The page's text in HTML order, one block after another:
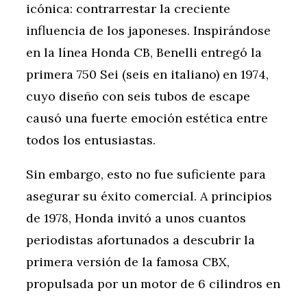
icónica: contrarrestar la creciente
influencia de los japoneses. Inspirándose
en la línea Honda CB, Benelli entregó la
primera 750 Sei (seis en italiano) en 1974,
cuyo diseño con seis tubos de escape
causó una fuerte emoción estética entre
todos los entusiastas.
Sin embargo, esto no fue suficiente para
asegurar su éxito comercial. A principios
de 1978, Honda invitó a unos cuantos
periodistas afortunados a descubrir la
primera versión de la famosa CBX,
propulsada por un motor de 6 cilindros en